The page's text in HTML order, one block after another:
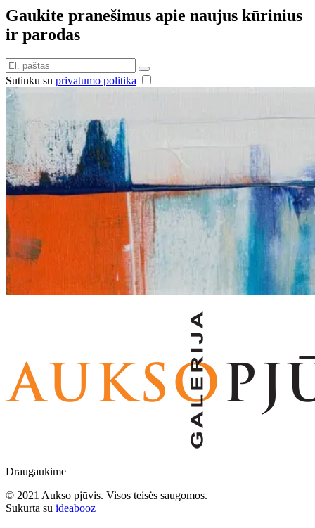
Gaukite pranešimus apie naujus kūrinius
ir parodas
Sutinku su privatumo politika
Draugaukime
© 2021 Aukso pjūvis. Visos teisės saugomos.
Sukurta su ideabooz